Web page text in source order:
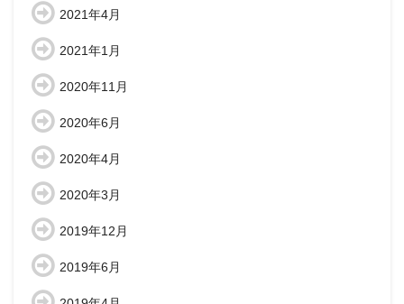
2021年4月
2021年1月
2020年11月
2020年6月
2020年4月
2020年3月
2019年12月
2019年6月